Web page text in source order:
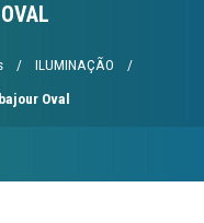
/ ILUMINAÇÃO /
Oval